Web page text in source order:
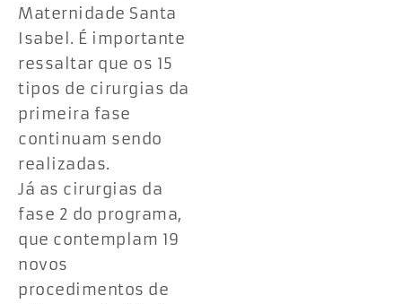
Maternidade Santa
Isabel. É importante
ressaltar que os 15
tipos de cirurgias da
primeira fase
continuam sendo
realizadas.
Já as cirurgias da
fase 2 do programa,
que contemplam 19
novos
procedimentos de